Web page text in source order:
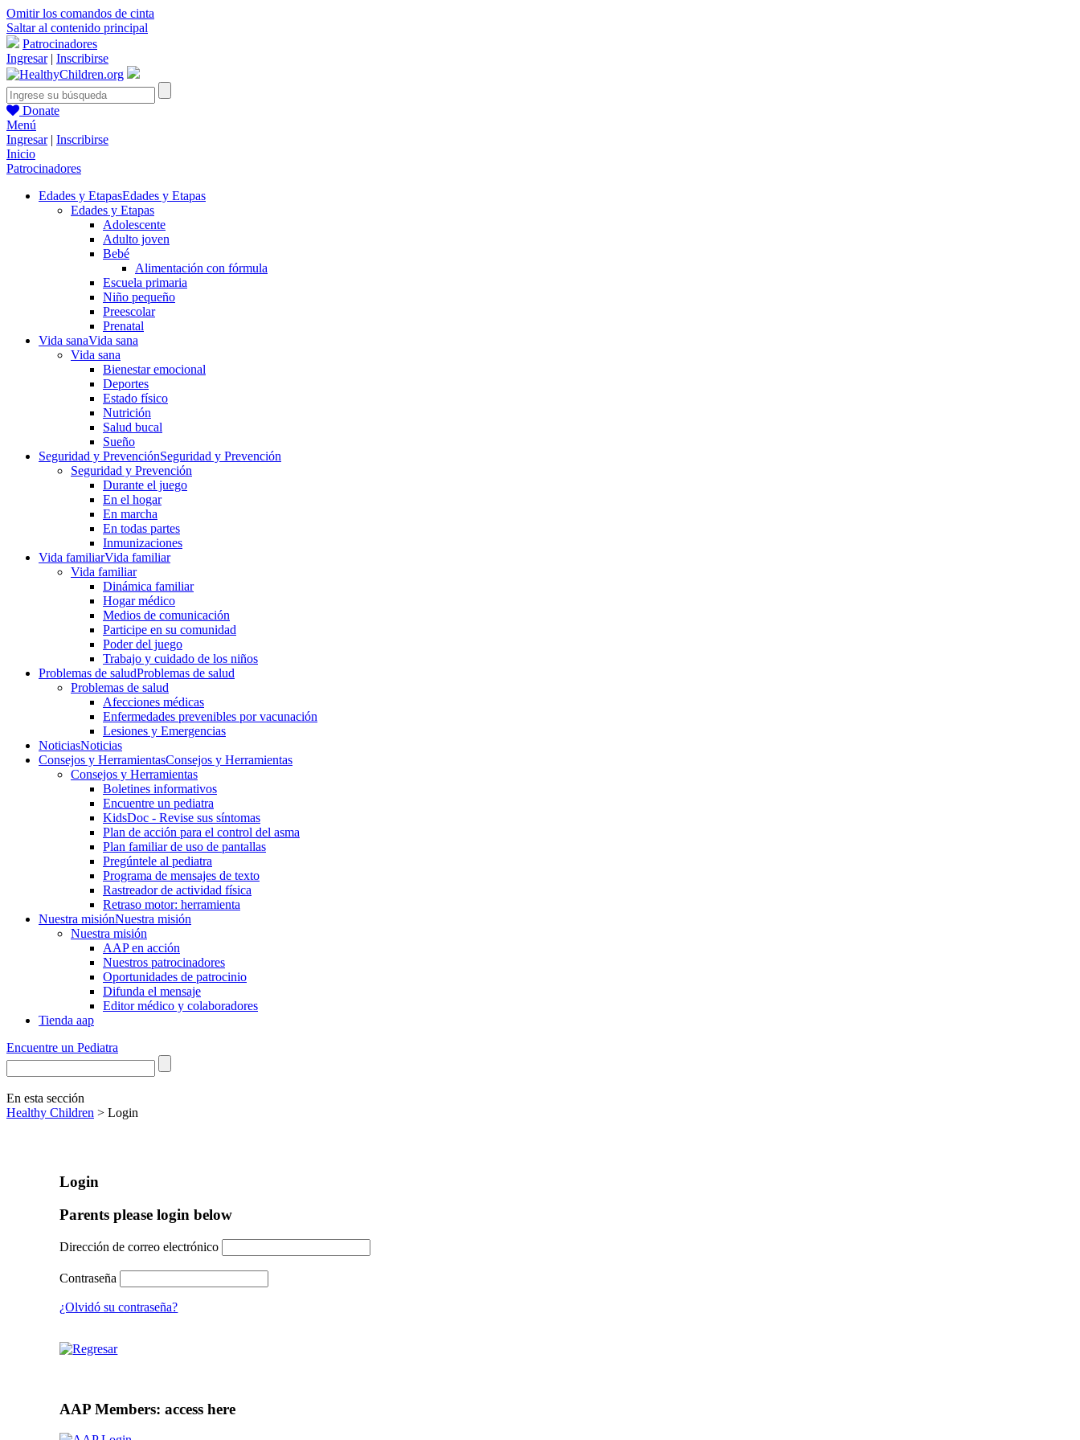
Omitir los comandos de cinta
Saltar al contenido principal
Patrocinadores
Ingresar| Inscribirse
Donate
Menú
Ingresar| Inscribirse
Inicio
Patrocinadores
Edades y EtapasEdades y Etapas
Edades y Etapas
Adolescente
Adulto joven
Bebé
Alimentación con fórmula
Escuela primaria
Niño pequeño
Preescolar
Prenatal
Vida sanaVida sana
Vida sana
Bienestar emocional
Deportes
Estado físico
Nutrición
Salud bucal
Sueño
Seguridad y PrevenciónSeguridad y Prevención
Seguridad y Prevención
Durante el juego
En el hogar
En marcha
En todas partes
Inmunizaciones
Vida familiarVida familiar
Vida familiar
Dinámica familiar
Hogar médico
Medios de comunicación
Participe en su comunidad
Poder del juego
Trabajo y cuidado de los niños
Problemas de saludProblemas de salud
Problemas de salud
Afecciones médicas
Enfermedades prevenibles por vacunación
Lesiones y Emergencias
NoticiasNoticias
Consejos y HerramientasConsejos y Herramientas
Consejos y Herramientas
Boletines informativos
Encuentre un pediatra
KidsDoc - Revise sus síntomas
Plan de acción para el control del asma
Plan familiar de uso de pantallas
Pregúntele al pediatra
Programa de mensajes de texto
Rastre​​ador de activida​d física
Retraso motor: herramienta
Nuestra misiónNuestra misión
Nuestra misión
AAP en acción
Nuestros patrocinadores
Oportunidades de patrocinio
Difunda el mensaje
Editor médico y colaboradores
Tienda aap
Encuentre un Pediatra
En esta sección
Healthy Children > Login
Login
Parents please login below
Dirección de correo electrónico
Contraseña
¿Olvidó su contraseña?
AAP Members: access here